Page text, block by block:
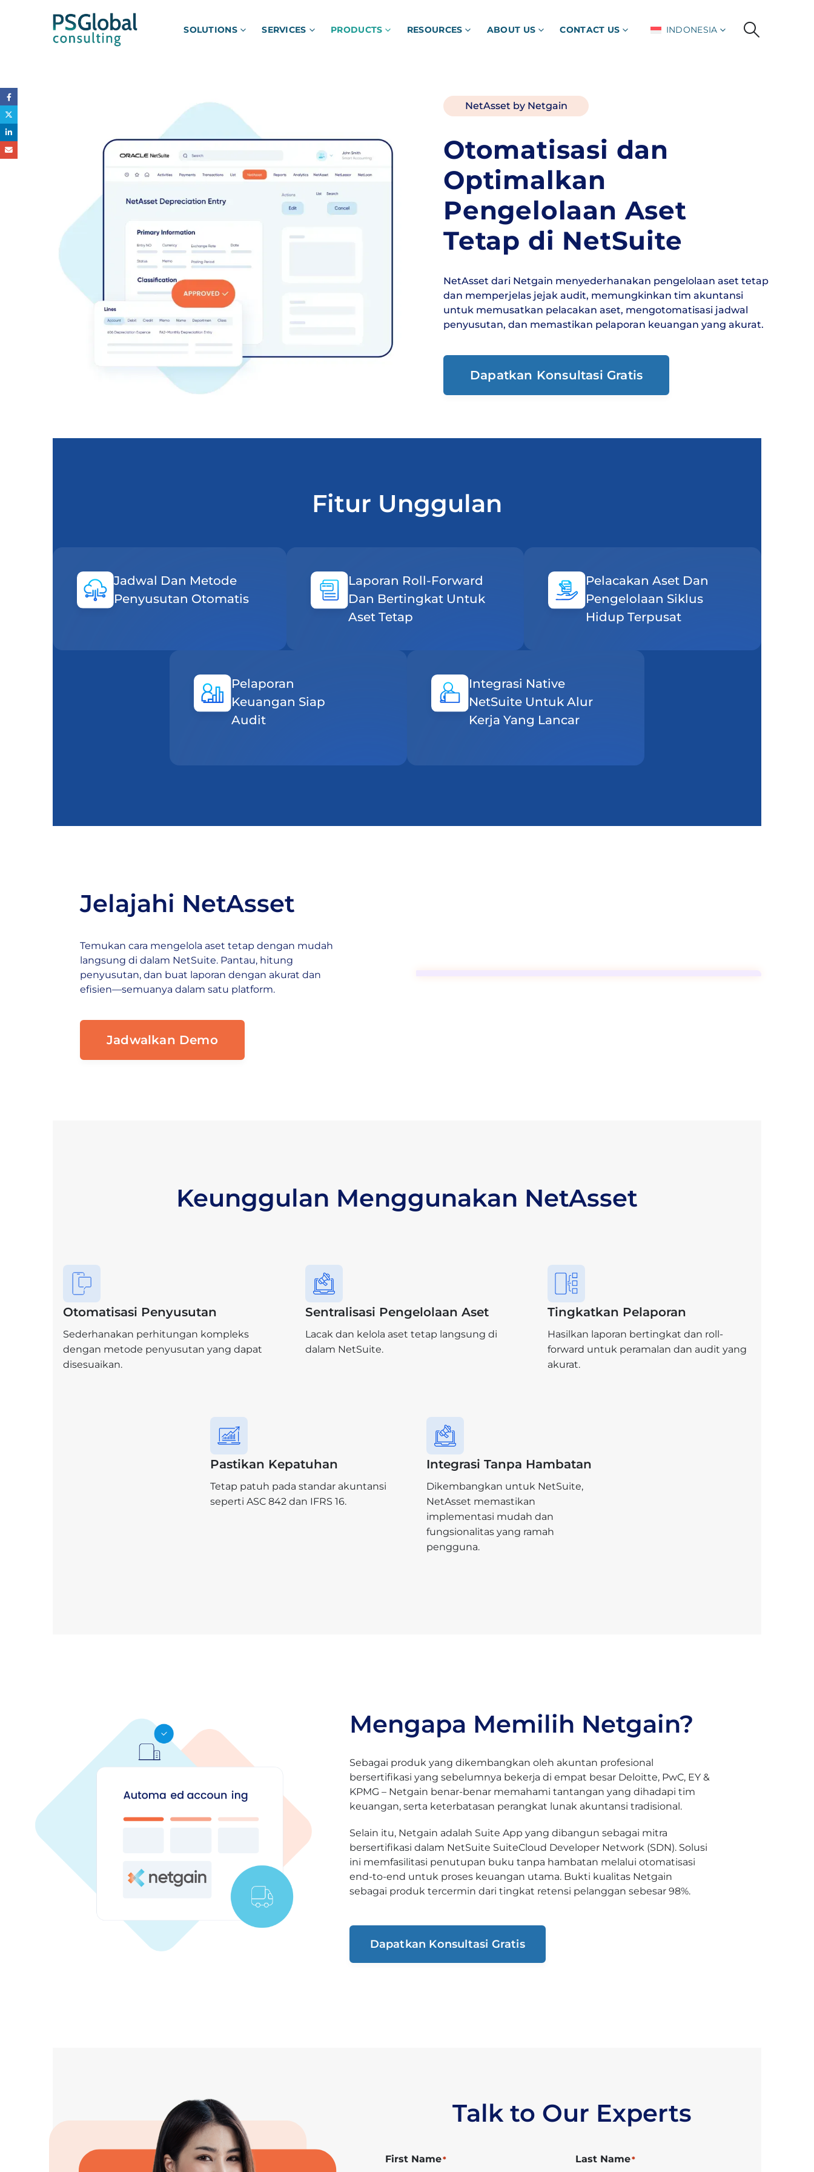
SOLUTIONS SERVICES PRODUCTS RESOURCES ABOUT US CONTACT US INDONESIA
NetAsset by Netgain
Otomatisasi dan
Optimalkan
Pengelolaan Aset
Tetap di NetSuite
NetAsset dari Netgain menyederhanakan pengelolaan aset tetap
dan memperjelas jejak audit, memungkinkan tim akuntansi
untuk memusatkan pelacakan aset, mengotomatisasi jadwal
penyusutan, dan memastikan pelaporan keuangan yang akurat.
Dapatkan Konsultasi Gratis
Fitur Unggulan
Jadwal Dan Metode
Penyusutan Otomatis
Laporan Roll-Forward
Dan Bertingkat Untuk
Aset Tetap
Pelacakan Aset Dan
Pengelolaan Siklus
Hidup Terpusat
Pelaporan
Keuangan Siap
Audit
Integrasi Native
NetSuite Untuk Alur
Kerja Yang Lancar
Jelajahi NetAsset
Temukan cara mengelola aset tetap dengan mudah
langsung di dalam NetSuite. Pantau, hitung
penyusutan, dan buat laporan dengan akurat dan
efisien—semuanya dalam satu platform.
Jadwalkan Demo
Keunggulan Menggunakan NetAsset
Otomatisasi Penyusutan
Sederhanakan perhitungan kompleks
dengan metode penyusutan yang dapat
disesuaikan.
Sentralisasi Pengelolaan Aset
Lacak dan kelola aset tetap langsung di
dalam NetSuite.
Tingkatkan Pelaporan
Hasilkan laporan bertingkat dan roll-
forward untuk peramalan dan audit yang
akurat.
Pastikan Kepatuhan
Tetap patuh pada standar akuntansi
seperti ASC 842 dan IFRS 16.
Integrasi Tanpa Hambatan
Dikembangkan untuk NetSuite,
NetAsset memastikan
implementasi mudah dan
fungsionalitas yang ramah
pengguna.
Mengapa Memilih Netgain?
Sebagai produk yang dikembangkan oleh akuntan profesional
bersertifikasi yang sebelumnya bekerja di empat besar Deloitte, PwC, EY &
KPMG – Netgain benar-benar memahami tantangan yang dihadapi tim
keuangan, serta keterbatasan perangkat lunak akuntansi tradisional.
Selain itu, Netgain adalah Suite App yang dibangun sebagai mitra
bersertifikasi dalam NetSuite SuiteCloud Developer Network (SDN). Solusi
ini memfasilitasi penutupan buku tanpa hambatan melalui otomatisasi
end-to-end untuk proses keuangan utama. Bukti kualitas Netgain
sebagai produk tercermin dari tingkat retensi pelanggan sebesar 98%.
Dapatkan Konsultasi Gratis
Talk to Our Experts
First Name* Last Name*